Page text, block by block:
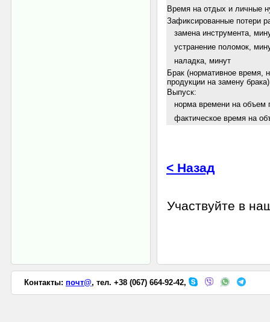
Время на отдых и личные
Зафиксированные потери
замена инструмента,
устранение поломок,
наладка, минут
Брак (нормативное время,
продукции на замену
Выпуск:
норма времени на объем
фактическое время на
< Назад
Участвуйте в
Контакты: почт@, тел. +38 (067) 664-92-42,